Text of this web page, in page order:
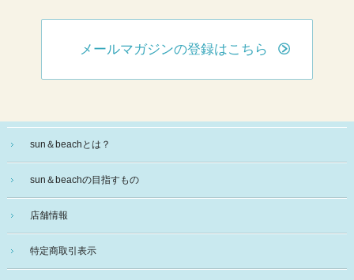
メールマガジンの登録はこちら
sun＆beachとは？
sun＆beachの目指すもの
店舗情報
特定商取引表示